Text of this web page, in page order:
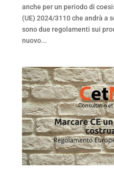
anche per un periodo di
(UE) 2024/3110 che andrà a
sono due regolamenti sui
nuovo...